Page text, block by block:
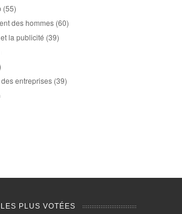
(55)
des hommes (60)
la publicité (39)
entreprises (39)
PLUS VOTÉES